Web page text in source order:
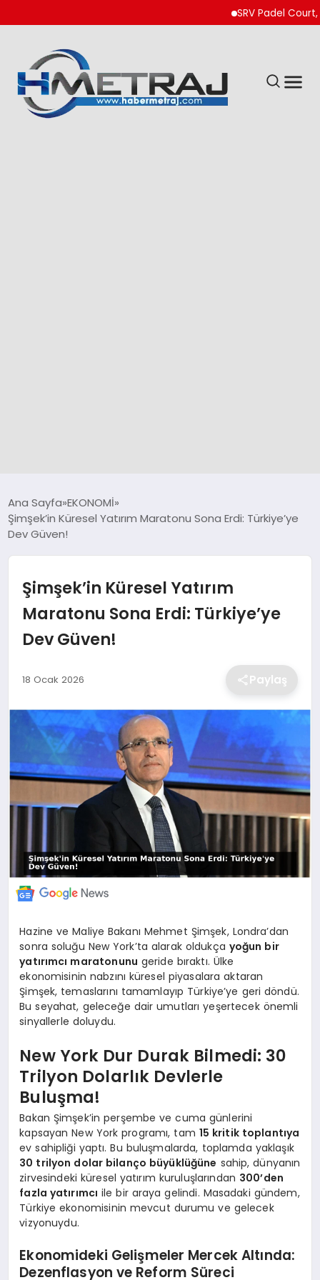
SRV Padel Court,
SPOR
DÜNYA
SİYASET
MAGAZİN
TEKNOLOJİ
Ana Sayfa EKONOMİ
Şimşek’in Küresel Yatırım Maratonu Sona Erdi: Türkiye’ye
Dev Güven!
Şimşek’in Küresel Yatırım
Maratonu Sona Erdi: Türkiye’ye
Dev Güven!
18 Ocak 2026 Paylaş
Hazine ve Maliye Bakanı Mehmet Şimşek, Londra’dan
sonra soluğu New York’ta alarak oldukça yoğun bir
yatırımcı maratonunu geride bıraktı. Ülke
ekonomisinin nabzını küresel piyasalara aktaran
Şimşek, temaslarını tamamlayıp Türkiye’ye geri döndü.
Bu seyahat, geleceğe dair umutları yeşertecek önemli
sinyallerle doluydu.
New York Dur Durak Bilmedi: 30
Trilyon Dolarlık Devlerle
Buluşma!
Bakan Şimşek’in perşembe ve cuma günlerini
kapsayan New York programı, tam 15 kritik toplantıya
ev sahipliği yaptı. Bu buluşmalarda, toplamda yaklaşık
30 trilyon dolar bilanço büyüklüğüne sahip, dünyanın
zirvesindeki küresel yatırım kuruluşlarından 300’den
fazla yatırımcı ile bir araya gelindi. Masadaki gündem,
Türkiye ekonomisinin mevcut durumu ve gelecek
vizyonuydu.
Ekonomideki Gelişmeler Mercek Altında:
Dezenflasyon ve Reform Süreci